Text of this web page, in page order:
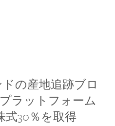
の産地追跡ブロ
ラットフォーム
式30％を取得